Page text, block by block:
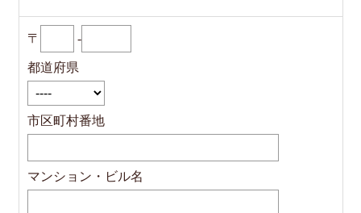
〒 -
都道府県
市区町村番地
マンション・ビル名